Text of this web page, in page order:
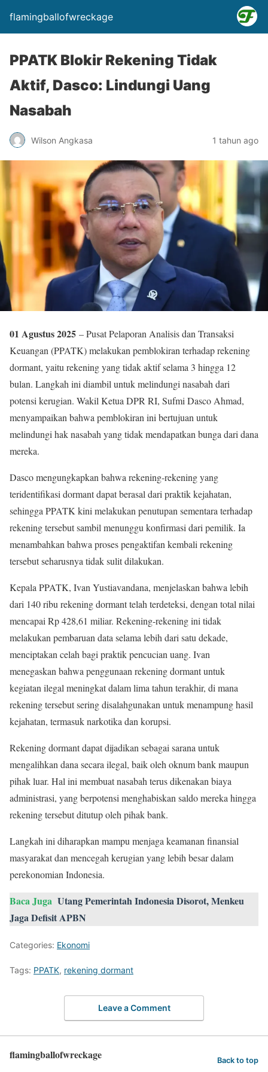
flamingballofwreckage
PPATK Blokir Rekening Tidak
Aktif, Dasco: Lindungi Uang
Nasabah
Wilson Angkasa 1 tahun ago
01 Agustus 2025 – Pusat Pelaporan Analisis dan Transaksi
Keuangan (PPATK) melakukan pemblokiran terhadap rekening
dormant, yaitu rekening yang tidak aktif selama 3 hingga 12
bulan. Langkah ini diambil untuk melindungi nasabah dari
potensi kerugian. Wakil Ketua DPR RI, Sufmi Dasco Ahmad,
menyampaikan bahwa pemblokiran ini bertujuan untuk
melindungi hak nasabah yang tidak mendapatkan bunga dari dana
mereka.
Dasco mengungkapkan bahwa rekening-rekening yang
teridentifikasi dormant dapat berasal dari praktik kejahatan,
sehingga PPATK kini melakukan penutupan sementara terhadap
rekening tersebut sambil menunggu konfirmasi dari pemilik. Ia
menambahkan bahwa proses pengaktifan kembali rekening
tersebut seharusnya tidak sulit dilakukan.
Kepala PPATK, Ivan Yustiavandana, menjelaskan bahwa lebih
dari 140 ribu rekening dormant telah terdeteksi, dengan total nilai
mencapai Rp 428,61 miliar. Rekening-rekening ini tidak
melakukan pembaruan data selama lebih dari satu dekade,
menciptakan celah bagi praktik pencucian uang. Ivan
menegaskan bahwa penggunaan rekening dormant untuk
kegiatan ilegal meningkat dalam lima tahun terakhir, di mana
rekening tersebut sering disalahgunakan untuk menampung hasil
kejahatan, termasuk narkotika dan korupsi.
Rekening dormant dapat dijadikan sebagai sarana untuk
mengalihkan dana secara ilegal, baik oleh oknum bank maupun
pihak luar. Hal ini membuat nasabah terus dikenakan biaya
administrasi, yang berpotensi menghabiskan saldo mereka hingga
rekening tersebut ditutup oleh pihak bank.
Langkah ini diharapkan mampu menjaga keamanan finansial
masyarakat dan mencegah kerugian yang lebih besar dalam
perekonomian Indonesia.
Baca Juga Utang Pemerintah Indonesia Disorot, Menkeu
Jaga Defisit APBN
Categories: Ekonomi
Tags: PPATK, rekening dormant
Leave a Comment
flamingballofwreckage Back to top